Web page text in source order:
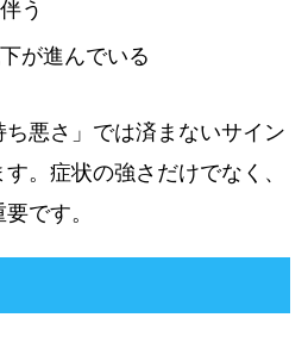
う
が進んでいる
悪さ」では済まないサイン
。症状の強さだけでなく、
です。